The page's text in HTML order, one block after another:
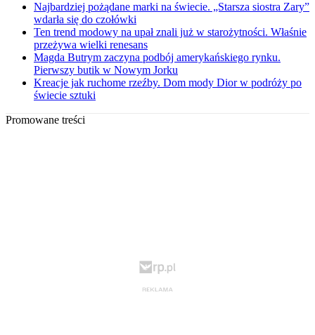
Najbardziej pożądane marki na świecie. „Starsza siostra Zary”
wdarła się do czołówki
Ten trend modowy na upał znali już w starożytności. Właśnie
przeżywa wielki renesans
Magda Butrym zaczyna podbój amerykańskiego rynku.
Pierwszy butik w Nowym Jorku
Kreacje jak ruchome rzeźby. Dom mody Dior w podróży po
świecie sztuki
Promowane treści